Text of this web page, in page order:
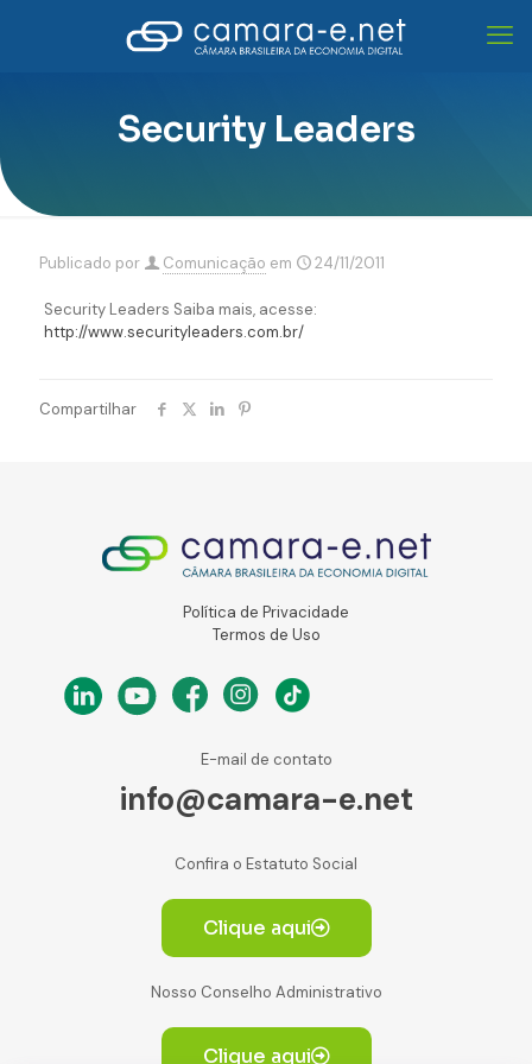
Security Leaders
Publicado por Comunicação em 24/11/2011
Security Leaders Saiba mais, acesse:
http://www.securityleaders.com.br/
Compartilhar
Política de Privacidade
Termos de Uso
E-mail de contato
info@camara-e.net
Confira o Estatuto Social
Clique aqui
Nosso Conselho Administrativo
Clique aqui